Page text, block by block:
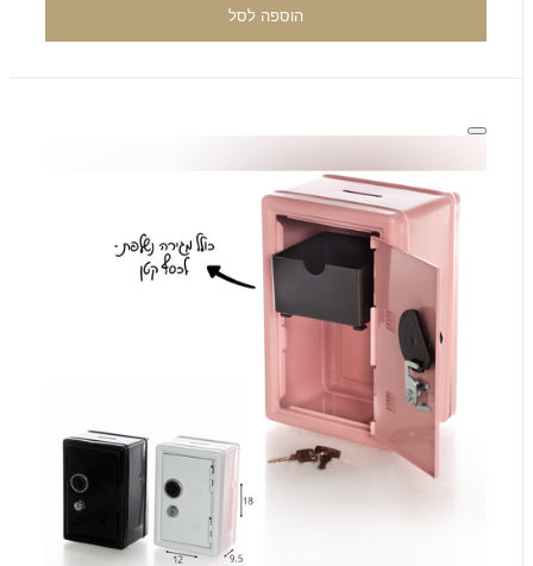
הוספה לסל